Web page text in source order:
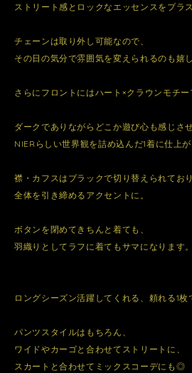
ストリート感とロックなエッセンスをプラ
チェーンは取り外し可能なので、
その日の気分で雰囲気を変えられるのも嬉
さらにフロントにはハート×クラウンモチー
ダークでありながらどこか遊び心も感じさせ
NIERらしい世界観を詰め込んだ1着に仕上が
襟・カフスはブラックで切り替えられており
全体を引き締めるアクセントに。
ボタンを閉めてきちんと着ても、
羽織りとしてラフに着てもサマになります。
ロングシーズン活躍してくれる、頼れる1枚
パンツスタイルはもちろん、
ワイドやカーゴと合わせてストリートに、
スカートと合わせてミックスコーデにも◎